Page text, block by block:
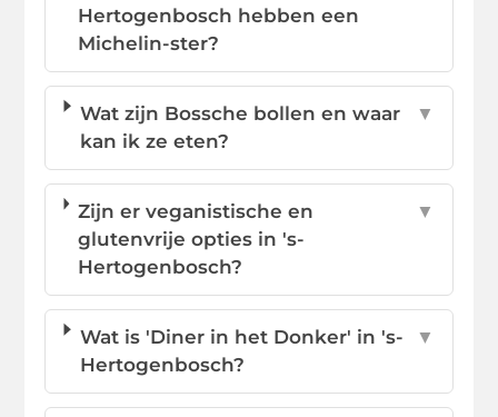
Hertogenbosch hebben een
Michelin-ster?
Wat zijn Bossche bollen en waar
kan ik ze eten?
▼
Zijn er veganistische en
glutenvrije opties in 's-
Hertogenbosch?
▼
Wat is 'Diner in het Donker' in 's-
Hertogenbosch?
▼